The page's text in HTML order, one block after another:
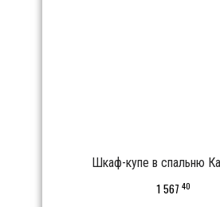
Шкаф-купе в спальню
1 56740